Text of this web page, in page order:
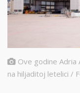
Ove godine Adria
na hiljaditoj letelici /